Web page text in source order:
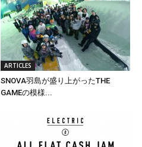
ARTICLES
SNOVA羽島が盛り上がったTHE
GAMEの模様...